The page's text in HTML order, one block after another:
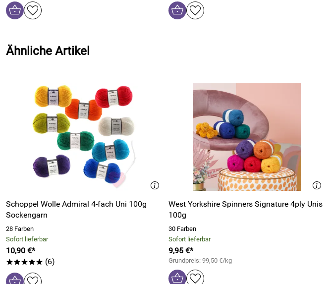
Ähnliche Artikel
Schoppel Wolle Admiral 4-fach Uni 100g
Sockengarn
28 Farben
Sofort lieferbar
10,90 €*
***** (6)
West Yorkshire Spinners Signature 4ply Unis
100g
30 Farben
Sofort lieferbar
9,95 €*
Grundpreis: 99,50 €/kg